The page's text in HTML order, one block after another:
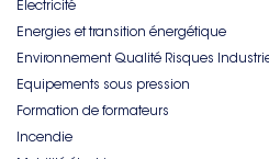
Electricité
Energies et transition énergétique
Environnement Qualité Risques
Equipements sous pression
Formation de formateurs
Incendie